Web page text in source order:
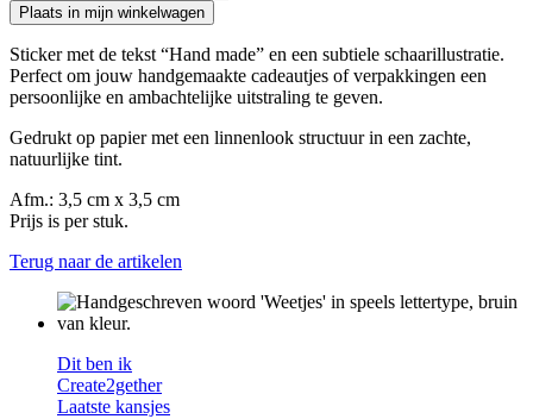
Plaats in mijn winkelwagen
Sticker met de tekst “Hand made” en een subtiele schaarillustratie.
Perfect om jouw handgemaakte cadeautjes of verpakkingen een
persoonlijke en ambachtelijke uitstraling te geven.
Gedrukt op papier met een linnenlook structuur in een zachte,
natuurlijke tint.
Afm.: 3,5 cm x 3,5 cm
Prijs is per stuk.
Terug naar de artikelen
Dit ben ik
Create2gether
Laatste kansjes